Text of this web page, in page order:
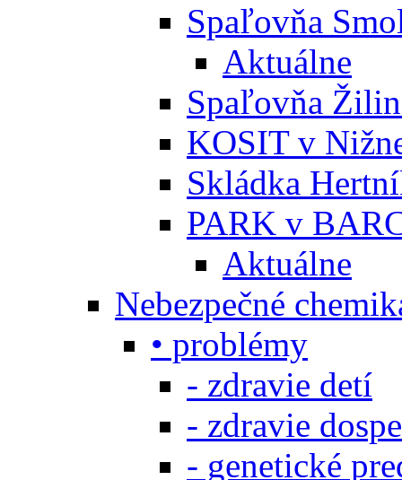
Spaľovňa
Aktuálne
Spaľovňa
KOSIT v
Skládka
PARK v
Aktuálne
Nebezpečné
• problémy
- zdravie detí
- zdravie
- genetické